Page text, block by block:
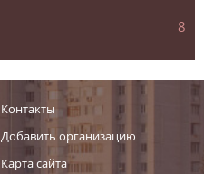
8
Контакты
Добавить организацию
Карта сайта